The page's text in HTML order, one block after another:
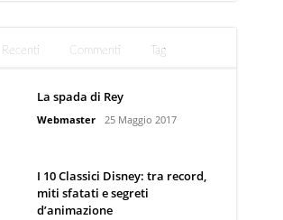
Recenti Commenti Tag
La spada di Rey
Webmaster 25 Maggio 2017
I 10 Classici Disney: tra record,
miti sfatati e segreti
d’animazione